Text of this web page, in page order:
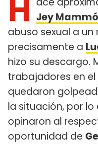
H Jey
abuso sexual a
precisamente a
hizo su descargo.
trabajadores en
quedaron
la situación, por lo
opinaron al
oportunidad de